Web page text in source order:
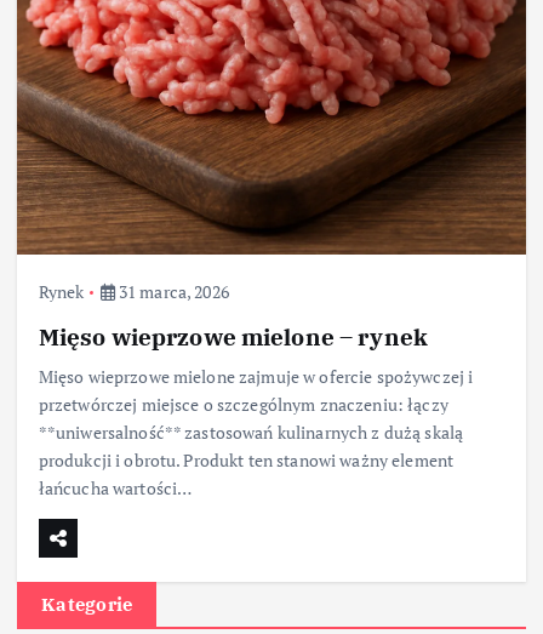
Rynek 31 marca, 2026
Mięso wieprzowe mielone – rynek
Mięso wieprzowe mielone zajmuje w ofercie spożywczej i
przetwórczej miejsce o szczególnym znaczeniu: łączy
**uniwersalność** zastosowań kulinarnych z dużą skalą
produkcji i obrotu. Produkt ten stanowi ważny element
łańcucha wartości…
Kategorie